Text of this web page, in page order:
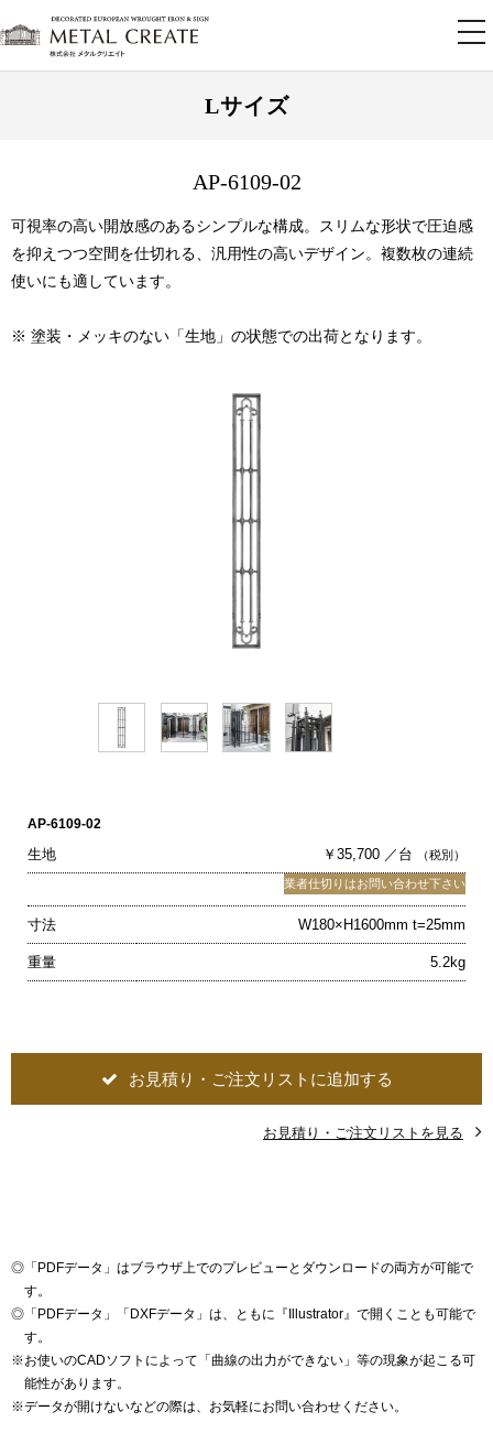
Lサイズ
AP-6109-02
可視率の高い開放感のあるシンプルな構成。スリムな形状で圧迫感
を抑えつつ空間を仕切れる、汎用性の高いデザイン。複数枚の連続
使いにも適しています。
※ 塗装・メッキのない「生地」の状態での出荷となります。
AP-6109-02
生地 ￥35,700 ／台 （税別）
業者仕切りはお問い合わせ下さい
寸法 W180×H1600mm t=25mm
重量 5.2kg
お見積り・ご注文リストに追加する
お見積り・ご注文リストを見る
◎ 「PDFデータ」はブラウザ上でのプレビューとダウンロードの両方が可能で
す。
◎ 「PDFデータ」「DXFデータ」は、ともに『Illustrator』で開くことも可能で
す。
※お使いのCADソフトによって「曲線の出力ができない」等の現象が起こる可
能性があります。
※データが開けないなどの際は、お気軽にお問い合わせください。